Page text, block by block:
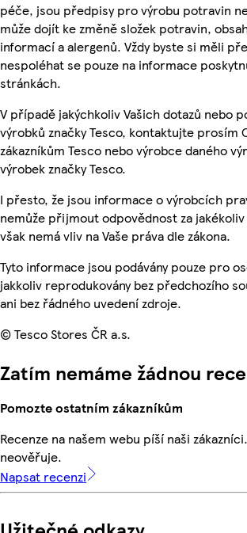
péče, jsou předpisy pro výrobu potravin
může dojít ke změně složek potravin,
informací a alergenů. Vždy byste si měli
nespoléhat se pouze na informace
stránkách.
V případě jakýchkoliv Vašich dotazů nebo
výrobků značky Tesco, kontaktujte prosím
zákazníkům Tesco nebo výrobce daného
výrobek značky Tesco.
I přesto, že jsou informace o výrobcích
nemůže přijmout odpovědnost za
však nemá vliv na Vaše práva dle zákona.
Tyto informace jsou podávány pouze pro
jakkoliv reprodukovány bez předchozího
ani bez řádného uvedení zdroje.
© Tesco Stores ČR a.s.
Zatím nemáme žádnou
Pomozte ostatním zákazníkům
Recenze na našem webu píší naši
neověřuje.
Napsat recenzi